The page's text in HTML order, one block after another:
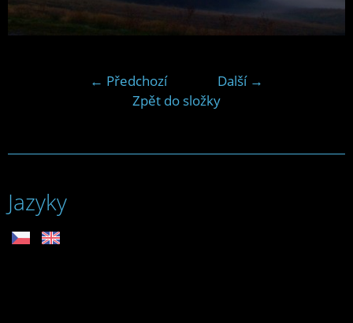
← Předchozí
Další →
Zpět do složky
Jazyky